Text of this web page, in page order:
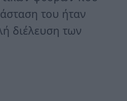
του ήταν
διέλευση των